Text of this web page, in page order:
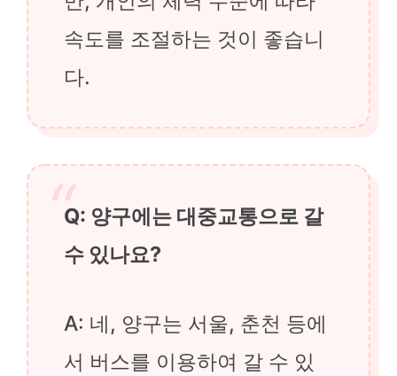
속도를 조절하는 것이 좋습니
다.
Q: 양구에는 대중교통으로 갈
수 있나요?
A: 네, 양구는 서울, 춘천 등에
서 버스를 이용하여 갈 수 있